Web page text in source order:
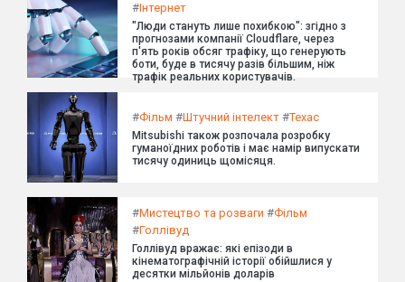
#Інтернет
"Люди стануть лише похибкою": згідно з
прогнозами компанії Cloudflare, через
п'ять років обсяг трафіку, що генерують
боти, буде в тисячу разів більшим, ніж
трафік реальних користувачів.
#Фільм #Штучний інтелект #Техас
Mitsubishi також розпочала розробку
гуманоїдних роботів і має намір випускати
тисячу одиниць щомісяця.
#Мистецтво та розваги #Фільм
#Голлівуд
Голлівуд вражає: які епізоди в
кінематографічній історії обійшлися у
десятки мільйонів доларів